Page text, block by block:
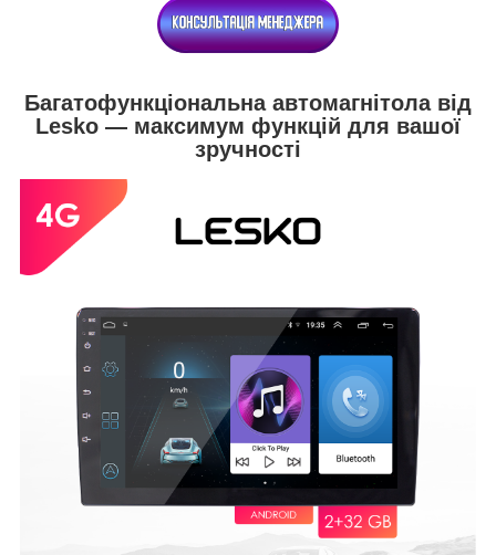
Багатофункціональна автомагнітола від
Lesko — максимум функцій для вашої
зручності